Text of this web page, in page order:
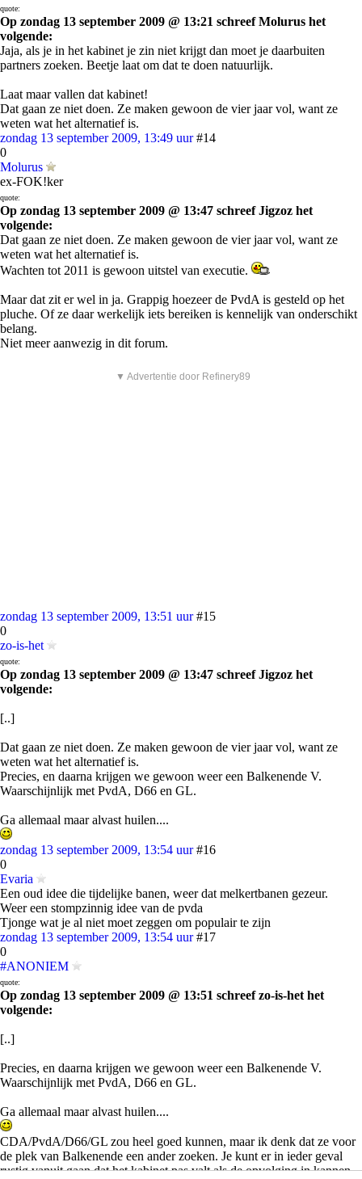
quote:
Op zondag 13 september 2009 @ 13:21 schreef Molurus het
volgende:
Jaja, als je in het kabinet je zin niet krijgt dan moet je daarbuiten
partners zoeken. Beetje laat om dat te doen natuurlijk.
Laat maar vallen dat kabinet!
Dat gaan ze niet doen. Ze maken gewoon de vier jaar vol, want ze
weten wat het alternatief is.
zondag 13 september 2009, 13:49 uur #14
0
Molurus
ex-FOK!ker
quote:
Op zondag 13 september 2009 @ 13:47 schreef Jigzoz het
volgende:
Dat gaan ze niet doen. Ze maken gewoon de vier jaar vol, want ze
weten wat het alternatief is.
Wachten tot 2011 is gewoon uitstel van executie.
Maar dat zit er wel in ja. Grappig hoezeer de PvdA is gesteld op het
pluche. Of ze daar werkelijk iets bereiken is kennelijk van onderschikt
belang.
Niet meer aanwezig in dit forum.
▼ Advertentie door Refinery89
zondag 13 september 2009, 13:51 uur #15
0
zo-is-het
quote:
Op zondag 13 september 2009 @ 13:47 schreef Jigzoz het
volgende:
[..]
Dat gaan ze niet doen. Ze maken gewoon de vier jaar vol, want ze
weten wat het alternatief is.
Precies, en daarna krijgen we gewoon weer een Balkenende V.
Waarschijnlijk met PvdA, D66 en GL.
Ga allemaal maar alvast huilen....
zondag 13 september 2009, 13:54 uur #16
0
Evaria
Een oud idee die tijdelijke banen, weer dat melkertbanen gezeur.
Weer een stompzinnig idee van de pvda
Tjonge wat je al niet moet zeggen om populair te zijn
zondag 13 september 2009, 13:54 uur #17
0
#ANONIEM
quote:
Op zondag 13 september 2009 @ 13:51 schreef zo-is-het het
volgende:
[..]
Precies, en daarna krijgen we gewoon weer een Balkenende V.
Waarschijnlijk met PvdA, D66 en GL.
Ga allemaal maar alvast huilen....
CDA/PvdA/D66/GL zou heel goed kunnen, maar ik denk dat ze voor
de plek van Balkenende een ander zoeken. Je kunt er in ieder geval
rustig vanuit gaan dat het kabinet pas valt als de opvolging in kannen